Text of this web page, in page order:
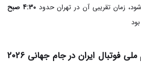
زمان تقریبی آن در تهران حدود
4:30 صبح
برنامه کامل بازی تیم ملی فوتبال ایران در جام جهانی 2026